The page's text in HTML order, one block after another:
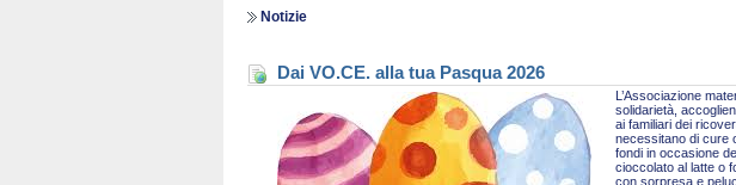
Notizie
Dai VO.CE. alla tua Pasqua 2026
L’Associazione
solidarietà,
ai familiari dei
necessitano di cure
fondi in occasione
cioccolato al latte o
con sorpresa e